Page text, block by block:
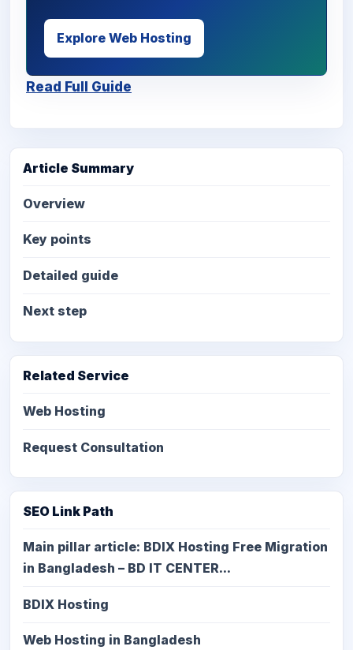
Explore Web Hosting
Read Full Guide
Article Summary
Overview
Key points
Detailed guide
Next step
Related Service
Web Hosting
Request Consultation
SEO Link Path
Main pillar article: BDIX Hosting Free Migration
in Bangladesh – BD IT CENTER...
BDIX Hosting
Web Hosting in Bangladesh